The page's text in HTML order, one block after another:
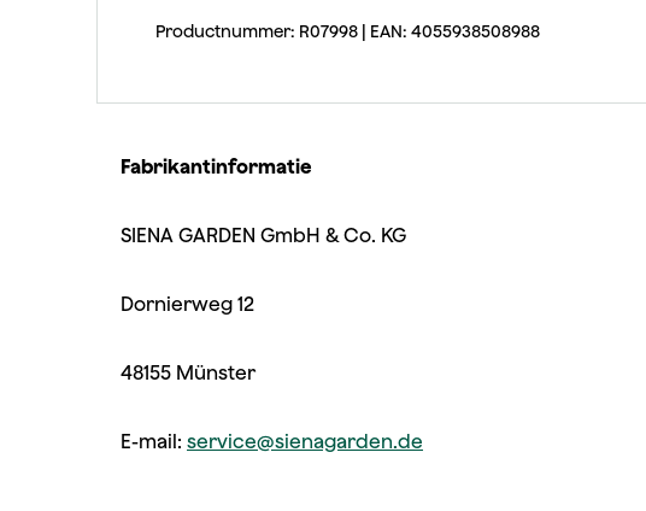
Productnummer: R07998 | EAN: 4055938508988
Fabrikantinformatie
SIENA GARDEN GmbH & Co. KG
Dornierweg 12
48155 Münster
E-mail: service@sienagarden.de